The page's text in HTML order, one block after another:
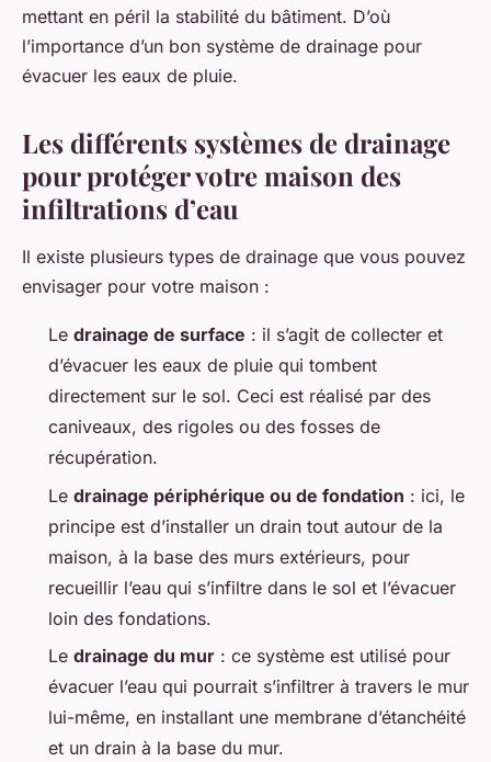
mettant en péril la stabilité du bâtiment. D’où
l’importance d’un bon système de drainage pour
évacuer les eaux de pluie.
Les différents systèmes de drainage
pour protéger votre maison des
infiltrations d’eau
Il existe plusieurs types de drainage que vous pouvez
envisager pour votre maison :
Le drainage de surface : il s’agit de collecter et
d’évacuer les eaux de pluie qui tombent
directement sur le sol. Ceci est réalisé par des
caniveaux, des rigoles ou des fosses de
récupération.
Le drainage périphérique ou de fondation : ici, le
principe est d’installer un drain tout autour de la
maison, à la base des murs extérieurs, pour
recueillir l’eau qui s’infiltre dans le sol et l’évacuer
loin des fondations.
Le drainage du mur : ce système est utilisé pour
évacuer l’eau qui pourrait s’infiltrer à travers le mur
lui-même, en installant une membrane d’étanchéité
et un drain à la base du mur.